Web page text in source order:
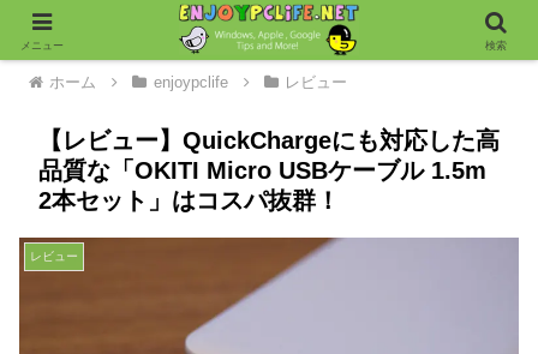
ホーム enjoypclife レビュー
【レビュー】QuickChargeにも対応した高
品質な「OKITI Micro USBケーブル 1.5m
2本セット」はコスパ抜群！
レビュー
メニュー 検索